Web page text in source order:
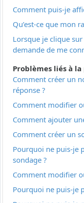
Comment puis-je
Qu’est-ce que mon
Lorsque je clique
demande de me
Problèmes liés à
Comment créer un
réponse ?
Comment modifier
Comment ajouter
Comment créer un
Pourquoi ne puis-je
sondage ?
Comment modifier
Pourquoi ne puis-je